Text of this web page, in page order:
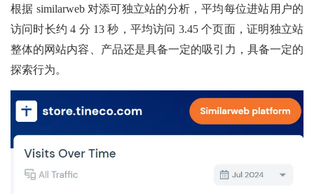
根据 similarweb 对添可独立站的分析，平均每位进站用户的
访问时长约 4 分 13 秒，平均访问 3.45 个页面，证明独立站
整体的网站内容、产品还是具备一定的吸引力，具备一定的
探索行为。